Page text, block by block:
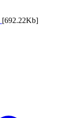
[692.22Kb]